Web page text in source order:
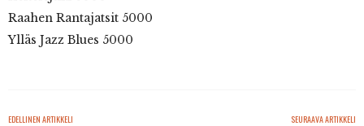
Raahen Rantajatsit 5000
Ylläs Jazz Blues 5000
EDELLINEN ARTIKKELI SEURAAVA ARTIKKELI